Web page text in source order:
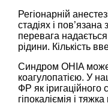
Регіонарній
стадіях і
перевага
рідини. Кількість
Синдром OHIA може
коагулопатією. У
ФР як іригаційного
гіпокаліємія і